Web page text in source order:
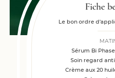
Fiche
Le bon ordre
Sérum Bi
Soin regard
Crème aux 20